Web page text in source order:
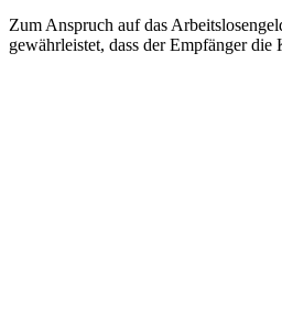
Zum Anspruch auf das
gewährleistet, dass der Empfänger die